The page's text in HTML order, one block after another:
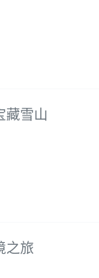
藏雪山
之旅